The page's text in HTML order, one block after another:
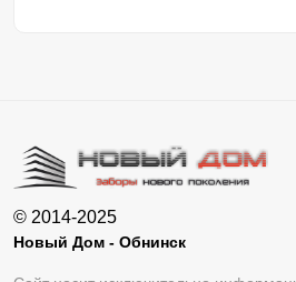
© 2014-2025
Новый Дом - Обнинск